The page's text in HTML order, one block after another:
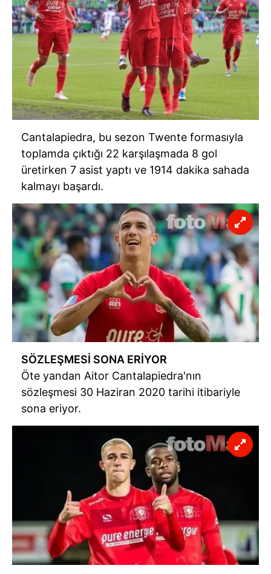
Cantalapiedra, bu sezon Twente formasıyla
toplamda çıktığı 22 karşılaşmada 8 gol
üretirken 7 asist yaptı ve 1914 dakika sahada
kalmayı başardı.
SÖZLEŞMESİ SONA ERİYOR
Öte yandan Aitor Cantalapiedra'nın
sözleşmesi 30 Haziran 2020 tarihi itibariyle
sona eriyor.